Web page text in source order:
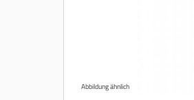
Abbildung ähnlich